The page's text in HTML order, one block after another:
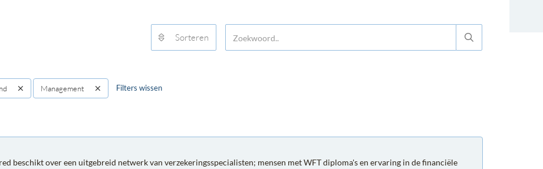
Sorteren
Management Filters wissen
beschikt over een uitgebreid netwerk van verzekeringsspecialisten; mensen met WFT diploma's en ervaring in de financiële